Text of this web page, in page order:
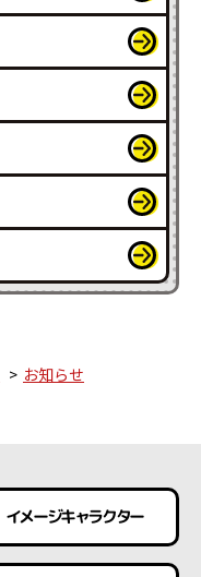
お知らせ
イメージキャラクター